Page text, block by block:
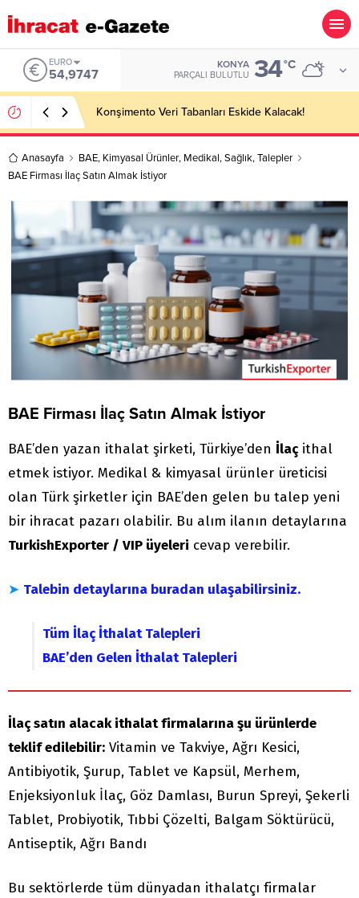
ALTIN KONYA
PARÇALI BULUTLU 34°C
Anasayfa BAE, Kimyasal Ürünler, Medikal,Sağlık,Talepler
BAE Firması İlaç Satın Almak İstiyor
BAE Firması İlaç Satın Almak İstiyor
BAE’den yazan ithalat şirketi, Türkiye’den İlaç ithal
etmek istiyor. Medikal & kimyasal ürünler üreticisi
olan Türk şirketler için BAE’den gelen bu talep yeni
bir ihracat pazarı olabilir. Bu alım ilanın detaylarına
TurkishExporter / VIP üyeleri cevap verebilir.
➤ Talebin detaylarına buradan ulaşabilirsiniz.
Tüm İlaç İthalat Talepleri
BAE’den Gelen İthalat Talepleri
İlaç satın alacak ithalat firmalarına şu ürünlerde
teklif edilebilir: Vitamin ve Takviye, Ağrı Kesici,
Antibiyotik, Şurup, Tablet ve Kapsül, Merhem,
Enjeksiyonluk İlaç, Göz Damlası, Burun Spreyi, Şekerli
Tablet, Probiyotik, Tıbbi Çözelti, Balgam Söktürücü,
Antiseptik, Ağrı Bandı
Bu sektörlerde tüm dünyadan ithalatçı firmalar